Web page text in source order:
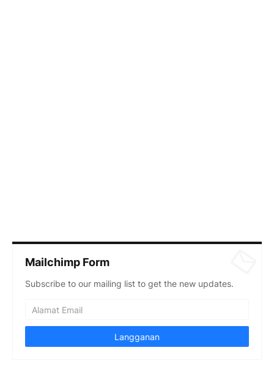
Mailchimp Form
Subscribe to our mailing list to get the new updates.